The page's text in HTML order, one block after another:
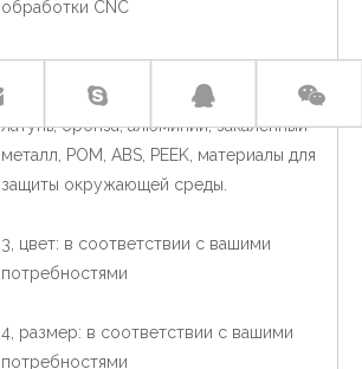
обработки CNC
2, Материал: нержавеющая сталь, медь,
латунь, бронза, алюминий, закаленный
металл, POM, ABS, PEEK, материалы для
защиты окружающей среды.
3, цвет: в соответствии с вашими
потребностями
4, размер: в соответствии с вашими
потребностями